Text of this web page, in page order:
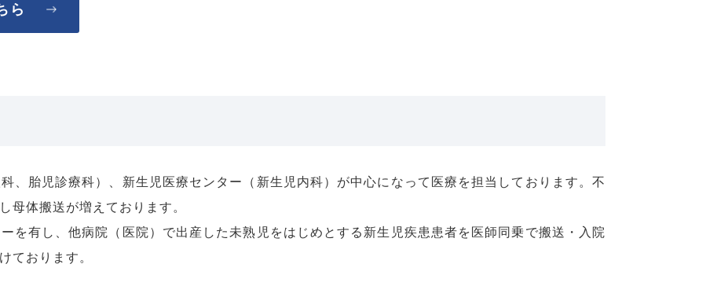
ら
、胎児診療科）、新生児医療センター（新生児内科）が中心になって医療を担当しております。不
母体搬送が増えております。
を有し、他病院（医院）で出産した未熟児をはじめとする新生児疾患患者を医師同乗で搬送・入院
ております。